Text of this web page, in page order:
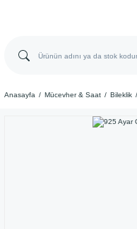
Anasayfa Mücevher & Saat Bileklik